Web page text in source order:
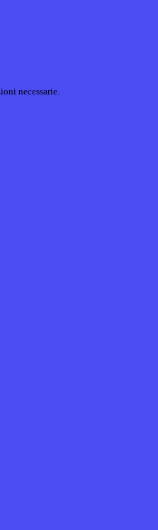
necessarie.